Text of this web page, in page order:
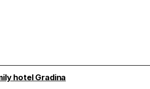
hotel Gradina